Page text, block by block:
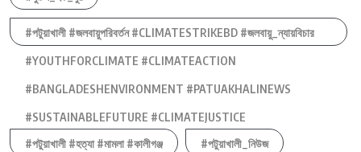
#পটুয়াখালী #জলবায়ুপরিবর্তন #CLIMATESTRIKEBD #জলবায়ু_ন্যায়বিচার
#YOUTHFORCLIMATE #CLIMATEACTION
#BANGLADESHENVIRONMENT #PATUAKHALINEWS
#SUSTAINABLEFUTURE #CLIMATEJUSTICE
#পটুয়াখালী #হত্যা #মামলা #কালীগঞ্জ
#পটুয়াখালী_নিউজ